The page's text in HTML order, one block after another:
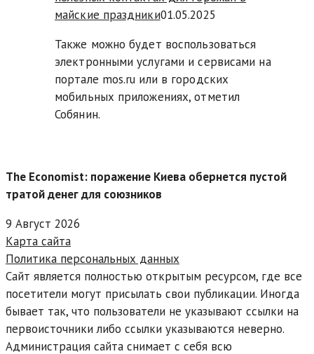
майские праздники01.05.2025
Также можно будет воспользоваться
электронными услугами и сервисами на
портале mos.ru или в городских
мобильных приложениях, отметил
Собянин.
The Economist: поражение Киева обернется пустой
тратой денег для союзников
9 Август 2026
Карта сайта
Политика персональных данных
Сайт является полностью открытым ресурсом, где все
посетители могут присылать свои публикации. Иногда
бывает так, что пользователи не указывают ссылки на
первоисточники либо ссылки указываются неверно.
Администрация сайта снимает с себя всю